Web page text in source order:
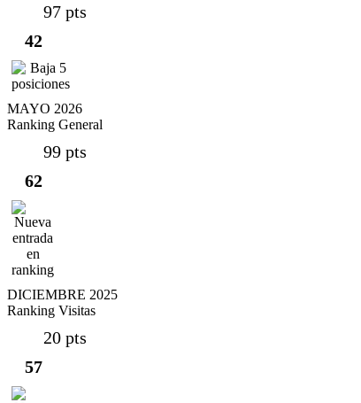
97 pts
42
MAYO 2026
Ranking General
99 pts
62
DICIEMBRE 2025
Ranking Visitas
20 pts
57